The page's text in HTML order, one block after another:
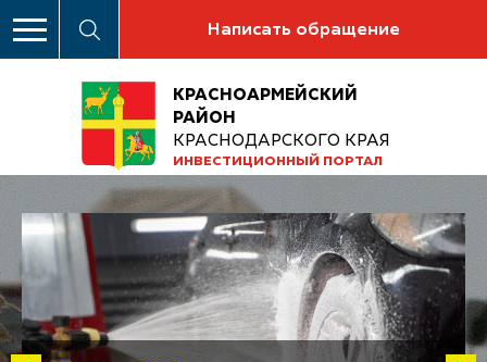
Написать обращение
КРАСНОАРМЕЙСКИЙ
РАЙОН
КРАСНОДАРСКОГО КРАЯ
ИНВЕСТИЦИОННЫЙ ПОРТАЛ